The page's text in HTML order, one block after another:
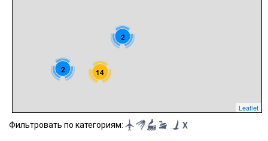
2
2 14
Leaflet
Фильтровать по категориям:
X